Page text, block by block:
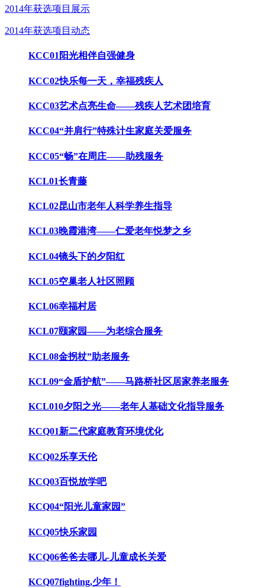
2014年获选项目展示
2014年获选项目动态
KCC01阳光相伴自强健身
KCC02快乐每一天，幸福残疾人
KCC03艺术点亮生命——残疾人艺术团培育
KCC04“并肩行”特殊计生家庭关爱服务
KCC05“畅”在周庄——助残服务
KCL01长青藤
KCL02昆山市老年人科学养生指导
KCL03晚霞港湾——仁爱老年悦梦之乡
KCL04镜头下的夕阳红
KCL05空巢老人社区照顾
KCL06幸福村居
KCL07颐家园——为老综合服务
KCL08金拐杖”助老服务
KCL09“金盾护航”——马路桥社区居家养老服务
KCL010夕阳之光——老年人基础文化指导服务
KCQ01新二代家庭教育环境优化
KCQ02乐享天伦
KCQ03百悦放学吧
KCQ04“阳光儿童家园”
KCQ05快乐家园
KCQ06爸爸去哪儿-儿童成长关爱
KCQ07fighting,少年！